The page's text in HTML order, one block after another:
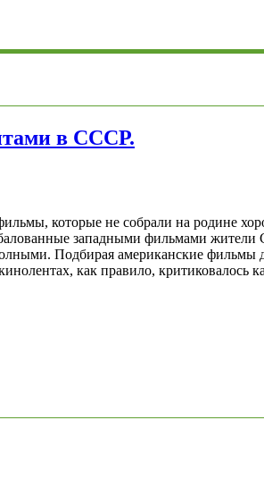
в СССР.
которые не собрали на родине
западными фильмами жители
Подбирая американские
как правило, критиковалось